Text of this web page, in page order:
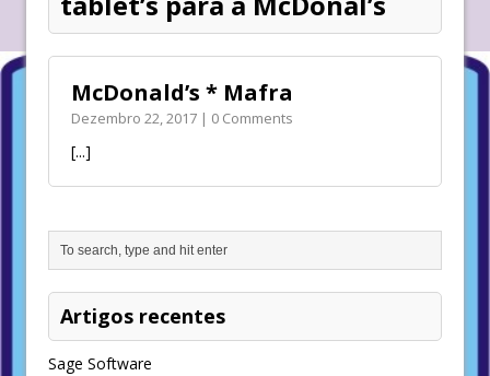
McDonald’s * Mafra
Dezembro 22, 2017 | 0 Comments
[...]
Artigos recentes
Sage Software